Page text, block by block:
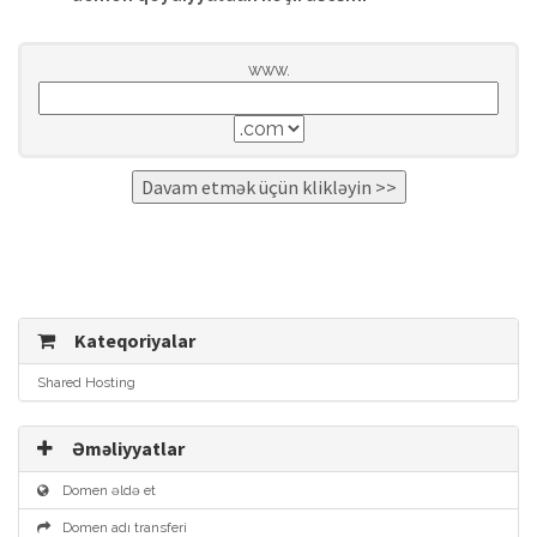
www.
Kateqoriyalar
Shared Hosting
Əməliyyatlar
Domen əldə et
Domen adı transferi